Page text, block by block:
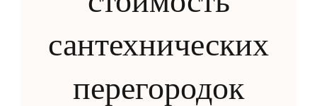
сантехнических
перегородок